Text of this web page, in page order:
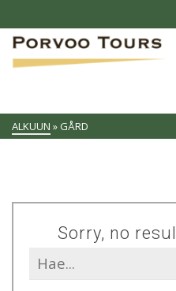
ALKUUN » GÅRD
Sorry, no
Search
for: